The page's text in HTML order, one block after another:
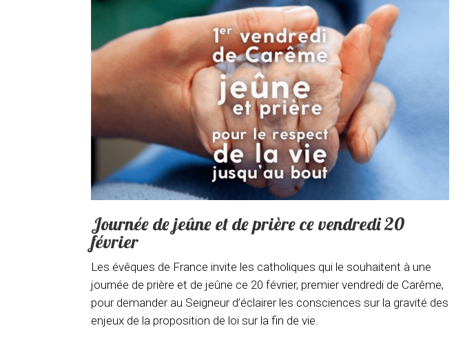
Journée de jeûne et de prière ce vendredi 20
février
Les évêques de France invite les catholiques qui le souhaitent à une
journée de prière et de jeûne ce 20 février, premier vendredi de Carême,
pour demander au Seigneur d’éclairer les consciences sur la gravité des
enjeux de la proposition de loi sur la fin de vie.